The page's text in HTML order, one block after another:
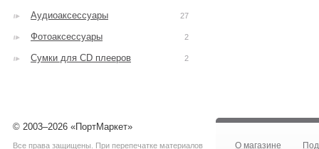
Аудиоаксессуары 27
Фотоаксессуары 2
Сумки для CD плееров 2
© 2003–2026 «ПортМаркет»
Все права защищены. При перепечатке материалов
О магазине